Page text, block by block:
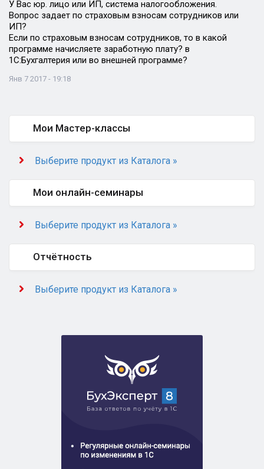
У Вас юр. лицо или ИП, система налогообложения.
Вопрос задает по страховым взносам сотрудников или
ИП?
Если по страховым взносам сотрудников, то в какой
программе начисляете заработную плату? в
1С:Бухгалтерия или во внешней программе?
Янв 7 2017 - 19:18
Мои Мастер-классы
Выберите продукт из Каталога »
Мои онлайн-семинары
Выберите продукт из Каталога »
Отчётность
Выберите продукт из Каталога »